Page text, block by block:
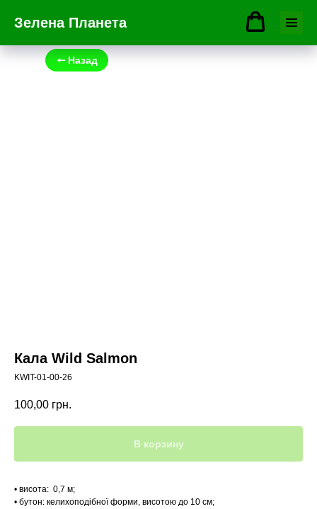
Зелена Планета
🠔 Назад
Кала Wild Salmon
KWIT-01-00-26
100,00 грн.
В корзину
• висота: 0,7 м;
• бутон: келихоподібної форми, висотою до 10 см;